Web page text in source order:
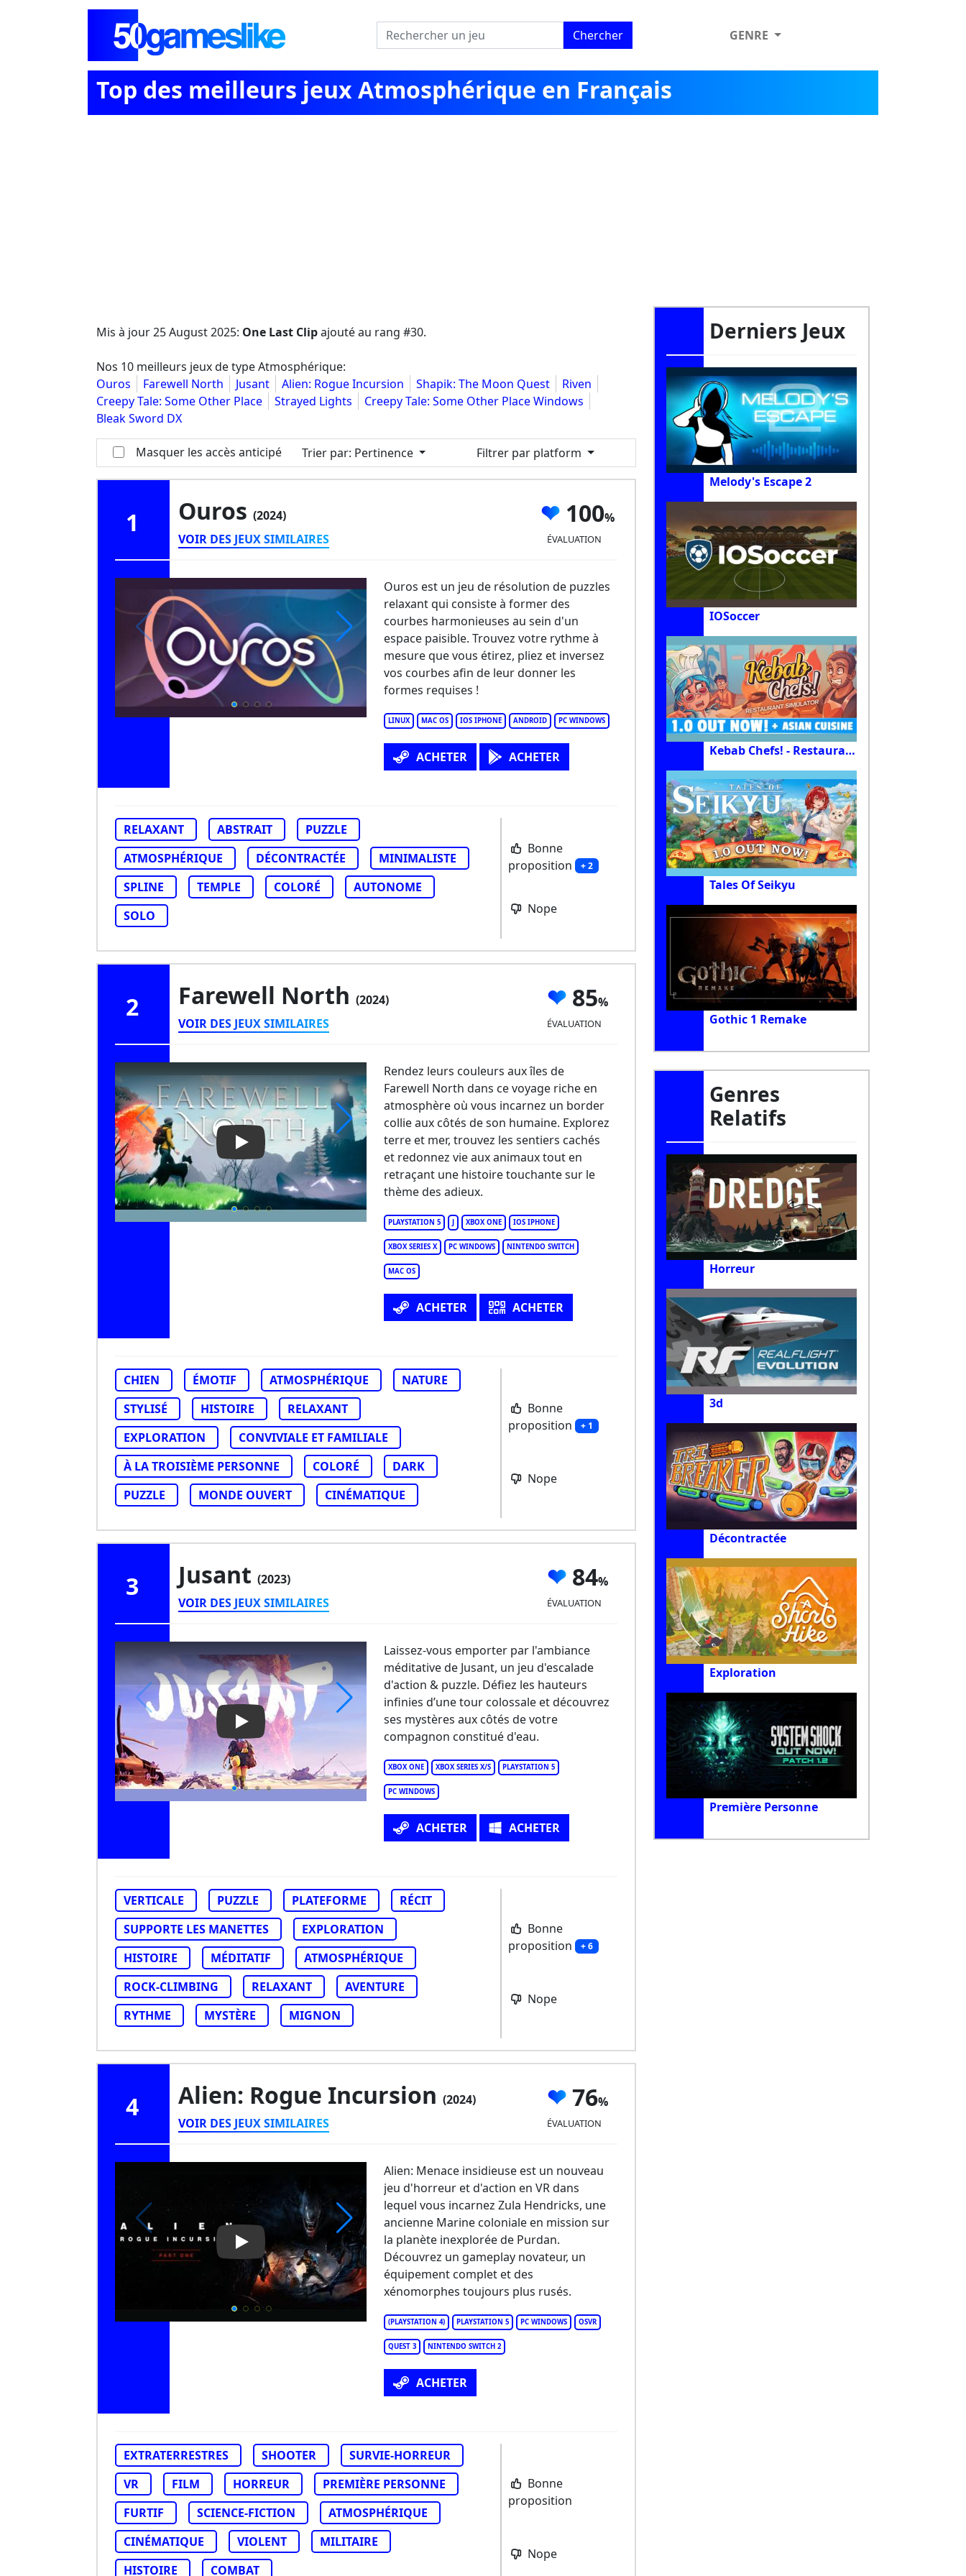
Chercher GENRE
Top des meilleurs jeux Atmosphérique en Français
Mis à jour25 August 2025: One Last Clipajouté au rang #30.
Nos 10 meilleurs jeux de type Atmosphérique:
Ouros
Farewell North Jusant Alien: Rogue Incursion Shapik: The Moon Quest
Riven
Creepy Tale: Some Other Place
Strayed Lights
Creepy Tale: Some Other Place Windows
Bleak Sword DX
Masquer les accès anticipé Trier par: Pertinence Filtrer par platform
1 Ouros (2024)
VOIR DES JEUX SIMILAIRES
100
ÉVALUATION
LINUX MAC OS IOS IPHONE ANDROID PC WINDOWS
Ouros est un jeu de résolution de puzzles
relaxant qui consiste à former des
courbes harmonieuses au sein d'un
espace paisible. Trouvez votre rythme à
mesure que vous étirez, pliez et inversez
vos courbes afin de leur donner les
formes requises !
ACHETER ACHETER
RELAXANT ABSTRAIT
PUZZLE
ATMOSPHÉRIQUE
DÉCONTRACTÉE
MINIMALISTE
SPLINE
TEMPLE COLORÉ
AUTONOME
SOLO
Bonne
proposition + 2
Nope
2 Farewell North (2024)
VOIR DES JEUX SIMILAIRES
85
ÉVALUATION
Play Video: Farewell North
PLAYSTATION 5 J XBOX ONE IOS IPHONE
XBOX SERIES X PC WINDOWS NINTENDO SWITCH
MAC OS
Rendez leurs couleurs aux îles de
Farewell North dans ce voyage riche en
atmosphère où vous incarnez un border
collie aux côtés de son humaine. Explorez
terre et mer, trouvez les sentiers cachés
et redonnez vie aux animaux tout en
retraçant une histoire touchante sur le
thème des adieux.
ACHETER ACHETER
CHIEN ÉMOTIF ATMOSPHÉRIQUE
NATURE
STYLISÉ
HISTOIRE
RELAXANT
EXPLORATION
CONVIVIALE ET FAMILIALE
À LA TROISIÈME PERSONNE
COLORÉ
DARK
PUZZLE
MONDE OUVERT CINÉMATIQUE
Bonne
proposition + 1
Nope
3 Jusant (2023)
VOIR DES JEUX SIMILAIRES
84
ÉVALUATION
Play Video: Jusant
XBOX ONE XBOX SERIES X/S PLAYSTATION 5
PC WINDOWS
Laissez-vous emporter par l'ambiance
méditative de Jusant, un jeu d'escalade
d'action & puzzle. Défiez les hauteurs
infinies d’une tour colossale et découvrez
ses mystères aux côtés de votre
compagnon constitué d'eau.
ACHETER ACHETER
VERTICALE PUZZLE PLATEFORME
RÉCIT
SUPPORTE LES MANETTES
EXPLORATION
HISTOIRE
MÉDITATIF
ATMOSPHÉRIQUE
ROCK-CLIMBING
RELAXANT
AVENTURE
RYTHME
MYSTÈRE MIGNON
Bonne
proposition + 6
Nope
4 Alien: Rogue Incursion (2024)
VOIR DES JEUX SIMILAIRES
76
ÉVALUATION
Play Video: Alien: Rogue Incursion
(PLAYSTATION 4) PLAYSTATION 5 PC WINDOWS OSVR
QUEST 3 NINTENDO SWITCH 2
Alien: Menace insidieuse est un nouveau
jeu d'horreur et d'action en VR dans
lequel vous incarnez Zula Hendricks, une
ancienne Marine coloniale en mission sur
la planète inexplorée de Purdan.
Découvrez un gameplay novateur, un
équipement complet et des
xénomorphes toujours plus rusés.
ACHETER
EXTRATERRESTRES SHOOTER
SURVIE-HORREUR
VR
FILM HORREUR
PREMIÈRE PERSONNE
FURTIF
SCIENCE-FICTION
ATMOSPHÉRIQUE
CINÉMATIQUE
VIOLENT
MILITAIRE
HISTOIRE
COMBAT
Bonne
proposition
Nope
Derniers Jeux
Melody's Escape 2
IOSoccer
Kebab Chefs! - Restaurant Simulator
Tales Of Seikyu
Gothic 1 Remake
Genres
Relatifs
Horreur
3d
Décontractée
Exploration
Première Personne